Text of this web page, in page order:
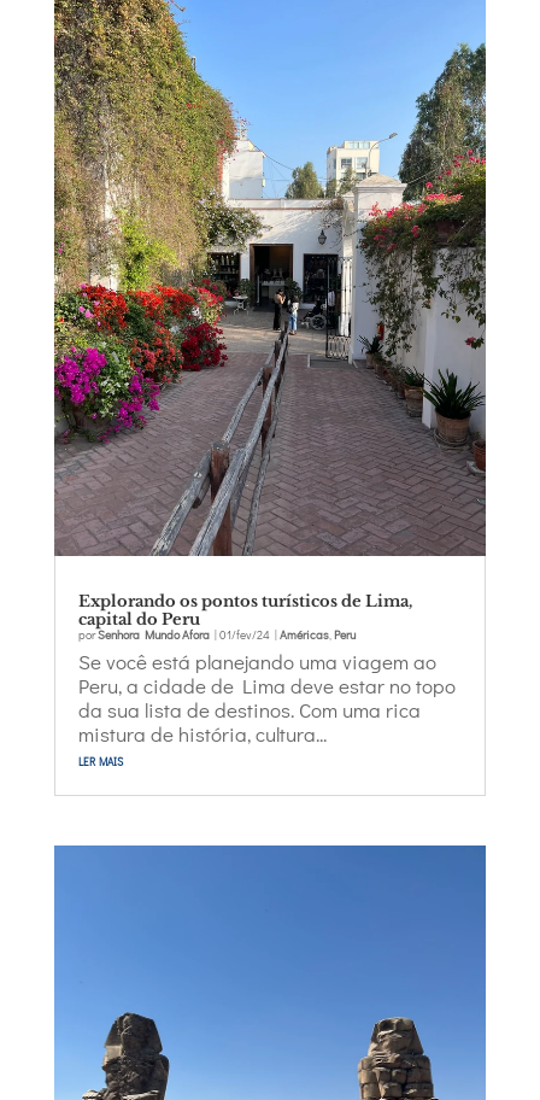
Explorando os pontos turísticos de Lima,
capital do Peru
porSenhora Mundo Afora| 01/fev/24| Américas, Peru
Se você está planejando uma viagem ao
Peru, a cidade de Lima deve estar no topo
da sua lista de destinos. Com uma rica
mistura de história, cultura...
ler mais